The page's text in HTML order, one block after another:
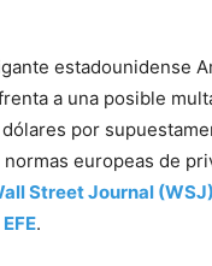
estadounidense
a una posible
por
normas europeas de
Street Journal (WSJ)
EFE.